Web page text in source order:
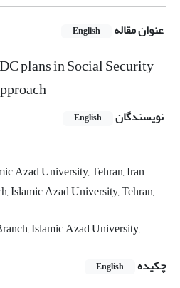
عنوان مقاله English
plans in Social Security
نویسندگان English
Azad University, Tehran, Iran.
Islamic Azad University, Tehran,
Islamic Azad University,
چکیده
English